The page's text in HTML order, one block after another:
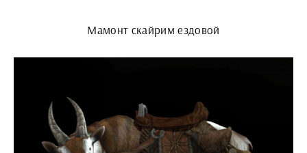
Мамонт скайрим ездовой